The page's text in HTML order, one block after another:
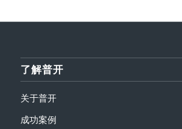
了解普开
关于普开
成功案例